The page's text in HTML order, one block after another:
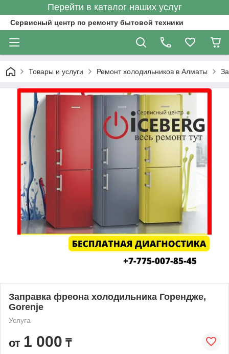
Перейти в каталог наших услуг
Сервисный центр по ремонту бытовой техники
Товары и услуги Ремонт холодильников в Алматы
Заправка фреона холодильника Горендже,
Gorenje
Услуга
от 1 000 ₸